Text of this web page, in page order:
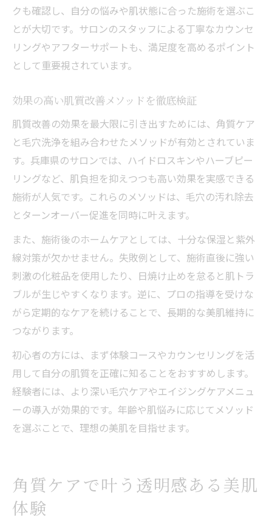
クも確認し、自分の悩みや肌状態に合った施術を選ぶこ
とが大切です。サロンのスタッフによる丁寧なカウンセ
リングやアフターサポートも、満足度を高めるポイント
として重要視されています。
効果の高い肌質改善メソッドを徹底検証
肌質改善の効果を最大限に引き出すためには、角質ケア
と毛穴洗浄を組み合わせたメソッドが有効とされていま
す。兵庫県のサロンでは、ハイドロスキンやハーブピー
リングなど、肌負担を抑えつつも高い効果を実感できる
施術が人気です。これらのメソッドは、毛穴の汚れ除去
とターンオーバー促進を同時に叶えます。
また、施術後のホームケアとしては、十分な保湿と紫外
線対策が欠かせません。失敗例として、施術直後に強い
刺激の化粧品を使用したり、日焼け止めを怠ると肌トラ
ブルが生じやすくなります。逆に、プロの指導を受けな
がら定期的なケアを続けることで、長期的な美肌維持に
つながります。
初心者の方には、まず体験コースやカウンセリングを活
用して自分の肌質を正確に知ることをおすすめします。
経験者には、より深い毛穴ケアやエイジングケアメニュ
ーの導入が効果的です。年齢や肌悩みに応じてメソッド
を選ぶことで、理想の美肌を目指せます。
角質ケアで叶う透明感ある美肌
体験